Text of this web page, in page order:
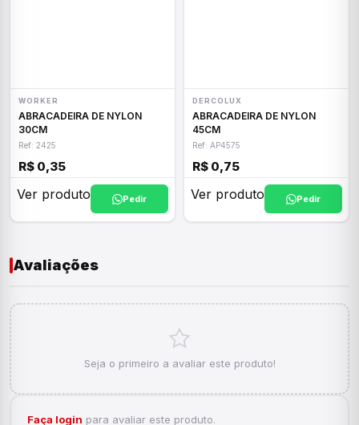
WORKER
ABRACADEIRA DE NYLON
30CM
Ref: 2425
R$ 0,35
Ver produto Pedir
DERCOLUX
ABRACADEIRA DE NYLON
45CM
Ref: AP4575
R$ 0,75
Ver produto Pedir
Avaliações
Seja o primeiro a avaliar este produto!
Faça login para avaliar este produto.